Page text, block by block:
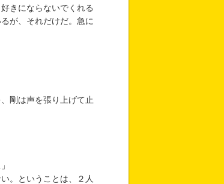
きにならないでくれる
が、それだけだ。急に
剛は声を張り上げて止
。ということは、２人